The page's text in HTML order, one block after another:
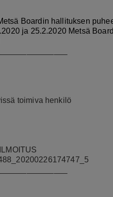
Boardin hallituksen
ja 25.2.2020 Metsä
toimiva henkilö